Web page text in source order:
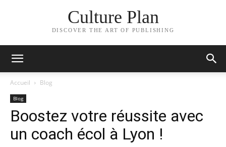
Culture Plan
DISCOVER THE ART OF PUBLISHING
Accueil Blog
Blog
Boostez votre réussite avec
un coach écol à Lyon !